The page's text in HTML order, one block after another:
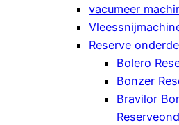
vacumeer
Reserve
Bolero
Bonzer
Bravilor